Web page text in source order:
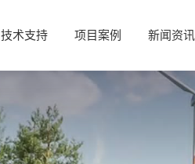
技术支持 项目案例 新闻资讯